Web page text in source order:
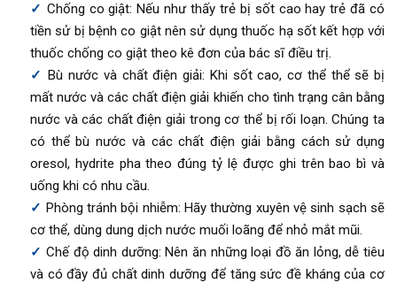
Chống co giật: Nếu như thấy trẻ bị sốt cao hay trẻ đã có
tiền sử bị bệnh co giật nên sử dụng thuốc hạ sốt kết hợp với
thuốc chống co giật theo kê đơn của bác sĩ điều trị.
Bù nước và chất điện giải: Khi sốt cao, cơ thể thể sẽ bị
mất nước và các chất điện giải khiến cho tình trạng cân bằng
nước và các chất điện giải trong cơ thể bị rối loạn. Chúng ta
có thể bù nước và các chất điện giải bằng cách sử dụng
oresol, hydrite pha theo đúng tỷ lệ được ghi trên bao bì và
uống khi có nhu cầu.
Phòng tránh bội nhiễm: Hãy thường xuyên vệ sinh sạch sẽ
cơ thể, dùng dung dịch nước muối loãng để nhỏ mắt mũi.
Chế độ dinh dưỡng: Nên ăn những loại đồ ăn lỏng, dễ tiêu
và có đầy đủ chất dinh dưỡng để tăng sức đề kháng của cơ